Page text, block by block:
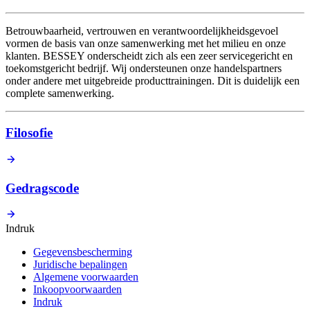
Betrouwbaarheid, vertrouwen en verantwoordelijkheidsgevoel
vormen de basis van onze samenwerking met het milieu en onze
klanten. BESSEY onderscheidt zich als een zeer servicegericht en
toekomstgericht bedrijf. Wij ondersteunen onze handelspartners
onder andere met uitgebreide producttrainingen. Dit is duidelijk een
complete samenwerking.
Filosofie
Gedragscode
Indruk
Gegevensbescherming
Juridische bepalingen
Algemene voorwaarden
Inkoopvoorwaarden
Indruk